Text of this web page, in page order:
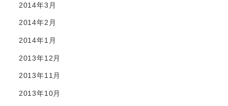
2014年3月
2014年2月
2014年1月
2013年12月
2013年11月
2013年10月